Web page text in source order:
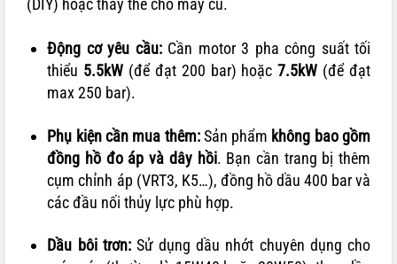
(DIY) hoặc thay thế cho máy cũ.
Động cơ yêu cầu:Cần motor 3 pha công suất tối
thiểu 5.5kW (để đạt 200 bar) hoặc7.5kW (để đạt
max 250 bar).
Phụ kiện cần mua thêm:Sản phẩm không bao gồm
đồng hồ đo áp và dây hồi. Bạn cần trang bị thêm
cụm chỉnh áp (VRT3, K5…), đồng hồ dầu 400 bar và
các đầu nối thủy lực phù hợp.
Dầu bôi trơn:Sử dụng dầu nhớt chuyên dụng cho